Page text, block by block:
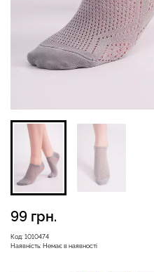
Код: 1010474
Наявність: Немає в наявності
99 грн.
Безшовні легінси